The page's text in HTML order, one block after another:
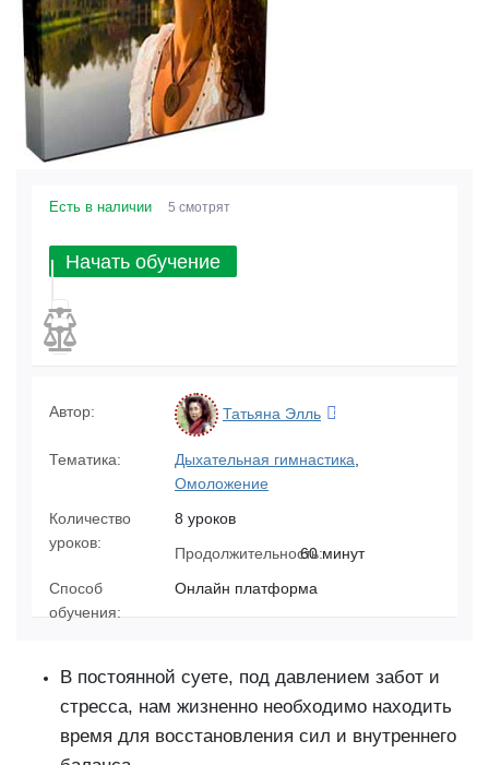
Есть в наличии 5 смотрят
Начать обучение
Автор: Татьяна Элль
Тематика: Дыхательная гимнастика
Омоложение
Количество
уроков:
8 уроков
Продолжительность:60 минут
Способ
обучения:
Онлайн платформа
В постоянной суете, под давлением забот и
стресса, нам жизненно необходимо находить
время для восстановления сил и внутреннего